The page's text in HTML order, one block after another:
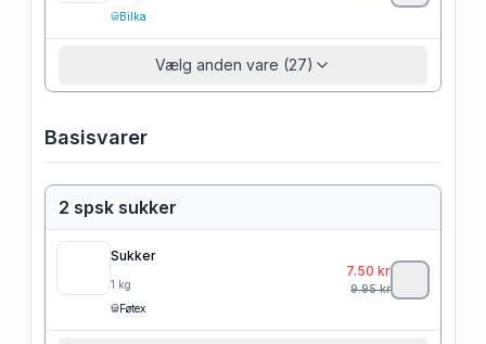
Bilka
Vælg anden vare (27)
Basisvarer
2 spsk sukker
Sukker
1 kg
Føtex
7.50 kr
9.95kr